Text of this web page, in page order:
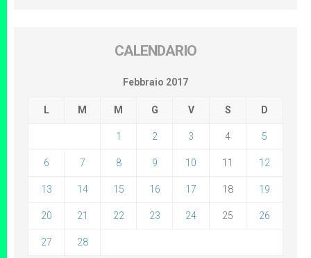
CALENDARIO
Febbraio 2017
L M M G V S D
1 2 3 4 5
6 7 8 9 10 11 12
13 14 15 16 17 18 19
20 21 22 23 24 25 26
27 28